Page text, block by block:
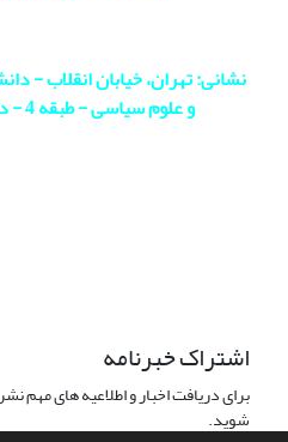
نشانی: تهران، خیابان انقلاب -
و علوم سیاسی - طبقه 4 - دفتر مجله - اتاق 413
اشتراک خبرنامه
برای دریافت اخبار و اطلاعیه های مهم
شوید.